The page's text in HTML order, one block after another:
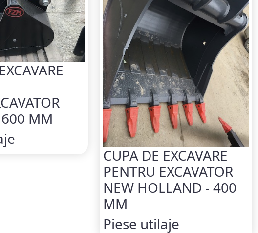
MM
CUPA DE EXCAVARE
PENTRU EXCAVATOR
NEW HOLLAND - 400
MM
Piese utilaje